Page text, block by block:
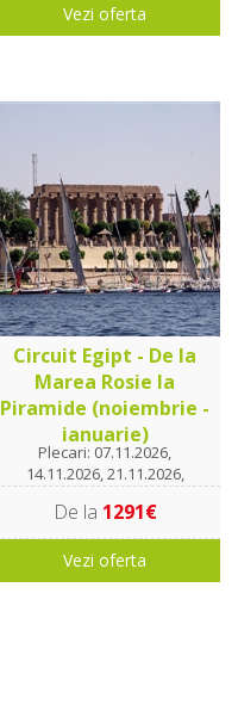
Vezi oferta
Circuit Egipt - De la
Marea Rosie la
Piramide (noiembrie -
ianuarie)
Plecari: 07.11.2026,
14.11.2026, 21.11.2026,
12.12.2026, 19.12.2026,
26.12.2026, 02.01.2027,
09.01.2027, 16.01.2027
De la 1291€
Vezi oferta